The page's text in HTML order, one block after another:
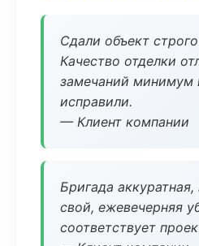
Сдали объект
Качество отделки
замечаний минимум
исправили.
— Клиент компании
Бригада
свой, ежевечерняя
соответствует